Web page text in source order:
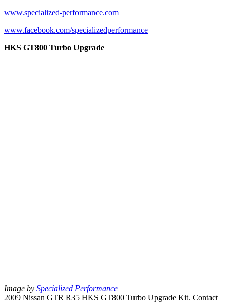
www.specialized-performance.com
www.facebook.com/specializedperformance
HKS GT800 Turbo Upgrade
Image by Specialized Performance
2009 Nissan GTR R35 HKS GT800 Turbo Upgrade Kit. Contact